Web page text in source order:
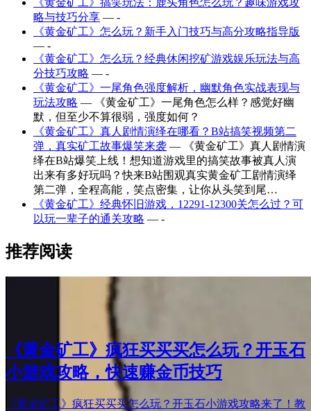
《黄金矿工》搞笑玩法：鹿头角色怎么玩？趣味游戏攻
略与技巧分享 — -
《黄金矿工》怎么玩？新手入门技巧与高分攻略指导版
— -
《黄金矿工》怎么玩？经典休闲挖矿游戏娱乐玩法与高
分技巧攻略 — -
《黄金矿工》一尾角色强度解析，幽默角色实战表现与
玩法攻略 — 《黄金矿工》一尾角色怎么样？感觉好幽
默，但至少不算很弱，强度如何？
《黄金矿工》真人剧情演绎在哪看？B站搞笑视频第二
弹，真实矿工故事爆笑来袭 — 《黄金矿工》真人剧情演
绎在B站爆笑上线！想知道游戏里的搞笑故事被真人演
出来有多好玩吗？快来B站围观真实黄金矿工剧情演绎
第二弹，全程高能，笑点密集，让你从头笑到尾…
《黄金矿工》经典怀旧游戏，12291-12300关怎么过？可
以玩一辈子的通关攻略 — -
推荐阅读
《黄金矿工》疯狂买买买怎么玩？开玉石
小游戏攻略，快速赚金币技巧
《黄金矿工》疯狂买买买怎么玩？开玉石小游戏攻略来了！教